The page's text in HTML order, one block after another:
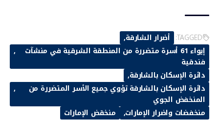
TAGGED: أضرار الشارقة
إيواء 61 أسرة متضررة من المنطقة الشرقية في منشآت
فندقية
دائرة الإسكان بالشارقة
دائرة الإسكان بالشارقة تؤوي جميع الأسر المتضررة من
المنخفض الجوي
منخفضات واضرار الإمارات
منخقض الإمارات